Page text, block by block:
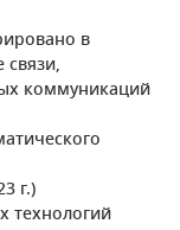
в
коммуникаций
г.)
технологий